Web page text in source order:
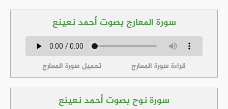
سورة المعارج بصوت أحمد نعينع
قراءة سورة المعارج تحميل سورة المعارج
سورة نوح بصوت أحمد نعينع